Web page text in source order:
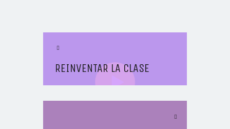
REINVENTAR LA CLASE